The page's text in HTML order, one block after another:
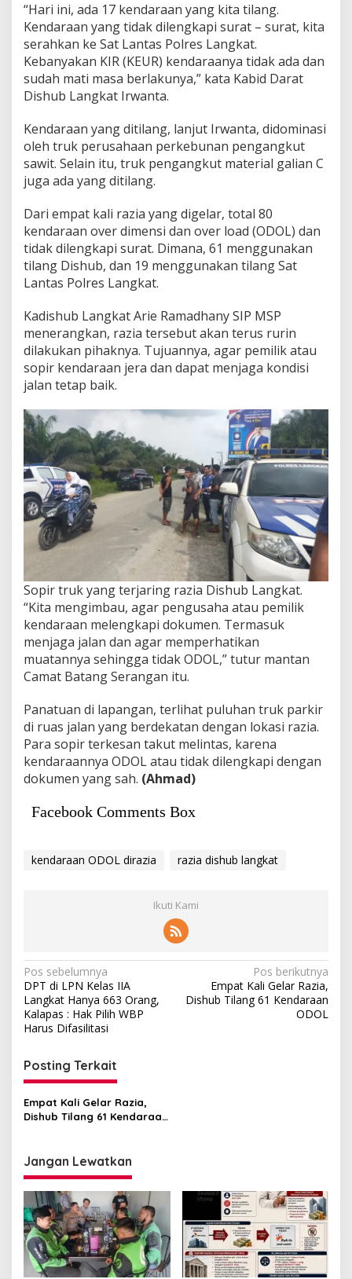
“Hari ini, ada 17 kendaraan yang kita tilang.
Kendaraan yang tidak dilengkapi surat – surat, kita
serahkan ke Sat Lantas Polres Langkat.
Kebanyakan KIR (KEUR) kendaraanya tidak ada dan
sudah mati masa berlakunya,” kata Kabid Darat
Dishub Langkat Irwanta.
Kendaraan yang ditilang, lanjut Irwanta, didominasi
oleh truk perusahaan perkebunan pengangkut
sawit. Selain itu, truk pengangkut material galian C
juga ada yang ditilang.
Dari empat kali razia yang digelar, total 80
kendaraan over dimensi dan over load (ODOL) dan
tidak dilengkapi surat. Dimana, 61 menggunakan
tilang Dishub, dan 19 menggunakan tilang Sat
Lantas Polres Langkat.
Kadishub Langkat Arie Ramadhany SIP MSP
menerangkan, razia tersebut akan terus rurin
dilakukan pihaknya. Tujuannya, agar pemilik atau
sopir kendaraan jera dan dapat menjaga kondisi
jalan tetap baik.
Sopir truk yang terjaring razia Dishub Langkat.
“Kita mengimbau, agar pengusaha atau pemilik
kendaraan melengkapi dokumen. Termasuk
menjaga jalan dan agar memperhatikan
muatannya sehingga tidak ODOL,” tutur mantan
Camat Batang Serangan itu.
Panatuan di lapangan, terlihat puluhan truk parkir
di ruas jalan yang berdekatan dengan lokasi razia.
Para sopir terkesan takut melintas, karena
kendaraannya ODOL atau tidak dilengkapi dengan
dokumen yang sah. (Ahmad)
Facebook Comments Box
kendaraan ODOL dirazia razia dishub langkat
Ikuti Kami
Navigasi
pos
Pos sebelumnya
DPT di LPN Kelas IIA
Langkat Hanya 663 Orang,
Kalapas : Hak Pilih WBP
Harus Difasilitasi
Pos berikutnya
Empat Kali Gelar Razia,
Dishub Tilang 61 Kendaraan
ODOL
Posting Terkait
Empat Kali Gelar Razia,
Dishub Tilang 61 Kendaraan
Jangan Lewatkan